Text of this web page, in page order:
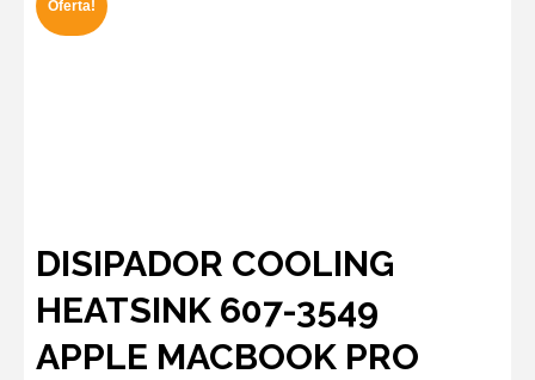
Oferta!
DISIPADOR COOLING
HEATSINK 607-3549
APPLE MACBOOK PRO